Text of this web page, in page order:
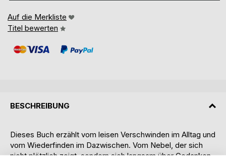
Auf die Merkliste
Titel bewerten
BESCHREIBUNG
Dieses Buch erzählt vom leisen Verschwinden im Alltag und
vom Wiederfinden im Dazwischen. Vom Nebel, der sich
nicht plötzlich zeigt, sondern sich langsam über Gedanken,